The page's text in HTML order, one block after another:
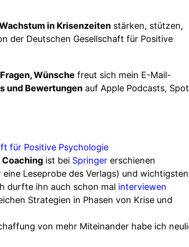
in Krisenzeiten stärken, stützen,
der Deutschen Gesellschaft für Positive
Wünsche freut sich mein E-Mail-
und Bewertungen auf Apple Podcasts,
für Positive Psychologie
ist bei Springer erschienen
eine Leseprobe des Verlags) und wichtigsten
durfte ihn auch schon mal interviewen
Strategien in Phasen von Krise und
von mehr Miteinander habe ich